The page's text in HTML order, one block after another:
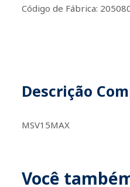
Código de Fábrica:
Descrição
MSV15MAX
Você